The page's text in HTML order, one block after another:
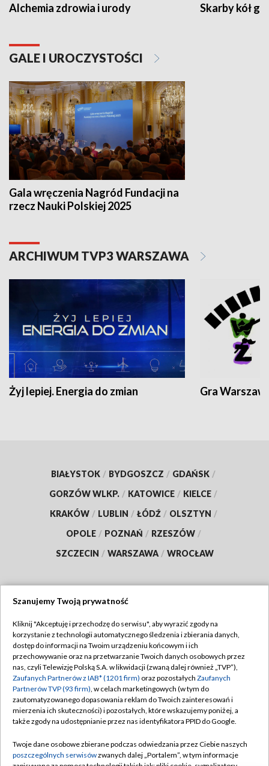
Alchemia zdrowia i urody Skarby kół
GALE I UROCZYSTOŚCI
Gala wręczenia Nagród Fundacji na
rzecz Nauki Polskiej 2025
ARCHIWUM TVP3 WARSZAWA
Żyj lepiej. Energia do zmian Gra
BIAŁYSTOK / BYDGOSZCZ / GDAŃSK /
GORZÓW WLKP. / KATOWICE / KIELCE /
KRAKÓW / LUBLIN / ŁÓDŹ / OLSZTYN /
OPOLE / POZNAŃ / RZESZÓW /
SZCZECIN / WARSZAWA / WROCŁAW
TVP
Abonament TVP
Emisja w TVP
Centrum informacji TVP
Naziemna Telewizja Cyfrowa
Rada Programowa
Regulamin TVP
Polityka prywatności
Moje zgody
Pomoc
Kontakt
Szanujemy Twoją prywatność
Kliknij "Akceptuję i przechodzę do serwisu", aby wyrazić zgody na
korzystanie z technologii automatycznego śledzenia i zbierania danych,
dostęp do informacji na Twoim urządzeniu końcowym i ich
przechowywanie oraz na przetwarzanie Twoich danych osobowych przez
nas, czyli Telewizję Polską S.A. w likwidacji (zwaną dalej również „TVP”),
Zaufanych Partnerów z IAB* (1201 firm) oraz pozostałych Zaufanych
Partnerów TVP (93 firm), w celach marketingowych (w tym do
zautomatyzowanego dopasowania reklam do Twoich zainteresowań i
mierzenia ich skuteczności) i pozostałych, które wskazujemy poniżej, a
także zgody na udostępnianie przez nas identyfikatora PPID do Google.
Twoje dane osobowe zbierane podczas odwiedzania przez Ciebie naszych
poszczególnych serwisówzwanych dalej „Portalem”, w tym informacje